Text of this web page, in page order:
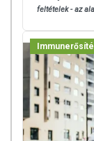
feltételek - az